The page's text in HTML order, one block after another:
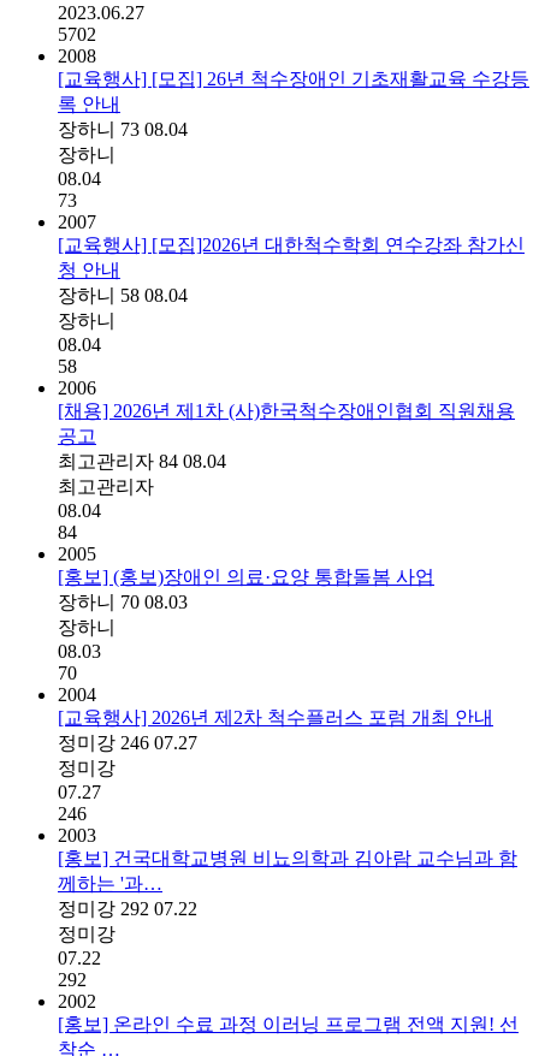
2023.06.27
5702
2008
[교육행사] [모집] 26년 척수장애인 기초재활교육 수강등
록 안내
장하니 73 08.04
장하니
08.04
73
2007
[교육행사] [모집]2026년 대한척수학회 연수강좌 참가신
청 안내
장하니 58 08.04
장하니
08.04
58
2006
[채용] 2026년 제1차 (사)한국척수장애인협회 직원채용
공고
최고관리자 84 08.04
최고관리자
08.04
84
2005
[홍보] (홍보)장애인 의료·요양 통합돌봄 사업
장하니 70 08.03
장하니
08.03
70
2004
[교육행사] 2026년 제2차 척수플러스 포럼 개최 안내
정미강 246 07.27
정미강
07.27
246
2003
[홍보] 건국대학교병원 비뇨의학과 김아람 교수님과 함
께하는 '과…
정미강 292 07.22
정미강
07.22
292
2002
[홍보] 온라인 수료 과정 이러닝 프로그램 전액 지원! 선
착순 …